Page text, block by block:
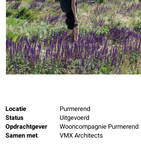
Locatie
Purmerend
Status
Uitgevoerd
Opdrachtgever
Wooncompagnie Purmerend
Samen met
VMX Architects